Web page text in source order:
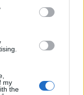
my
the
έξοδο για Λαμία